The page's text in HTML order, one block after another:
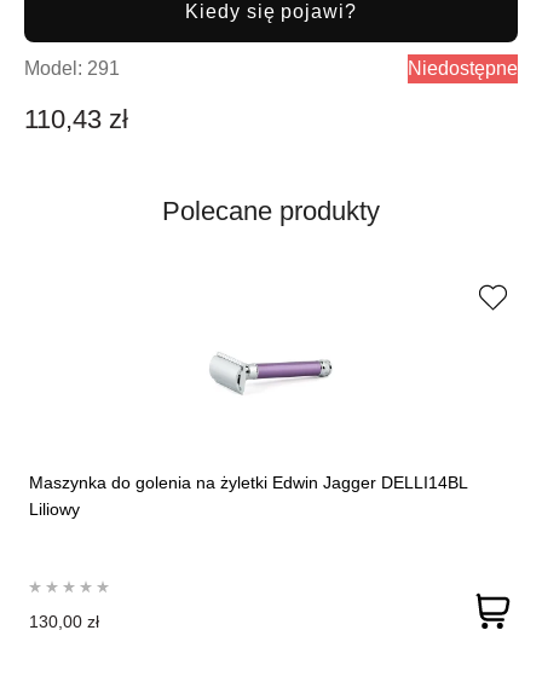
Niedostępne
Model: 291
110,43 zł
Kiedy się pojawi?
Polecane produkty
Maszynka do golenia na żyletki Edwin Jagger DELLI14BL
Liliowy
130,00 zł